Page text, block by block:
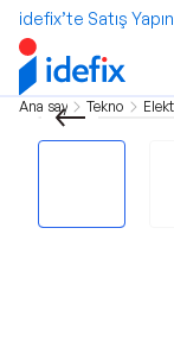
idefix’te Satış Yapın
Ana sayfa Teknoloji